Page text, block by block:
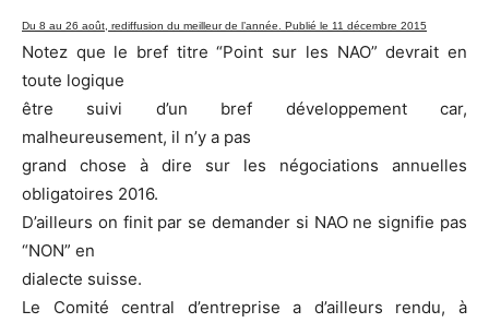
Du 8 au 26 août, rediffusion du meilleur de l’année. Publié le 11 décembre 2015
Notez que le bref titre “Point sur les NAO” devrait en
toute logique
être suivi d’un bref développement car,
malheureusement, il n’y a pas
grand chose à dire sur les négociations annuelles
obligatoires 2016.
D’ailleurs on finit par se demander si NAO ne signifie pas
“NON” en
dialecte suisse.
Le Comité central d’entreprise a d’ailleurs rendu, à